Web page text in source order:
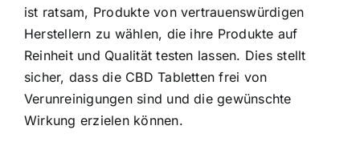
ist ratsam, Produkte von vertrauenswürdigen
Herstellern zu wählen, die ihre Produkte auf
Reinheit und Qualität testen lassen. Dies stellt
sicher, dass die CBD Tabletten frei von
Verunreinigungen sind und die gewünschte
Wirkung erzielen können.